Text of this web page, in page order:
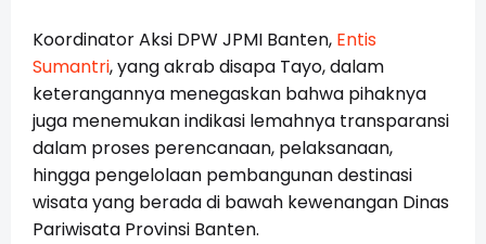
Koordinator Aksi DPW JPMI Banten, Entis
Sumantri, yang akrab disapa Tayo, dalam
keterangannya menegaskan bahwa pihaknya
juga menemukan indikasi lemahnya transparansi
dalam proses perencanaan, pelaksanaan,
hingga pengelolaan pembangunan destinasi
wisata yang berada di bawah kewenangan Dinas
Pariwisata Provinsi Banten.